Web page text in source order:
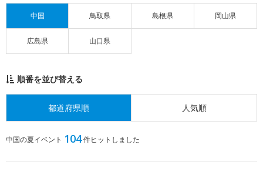
中国 鳥取県 島根県 岡山県
広島県 山口県
順番を並び替える
都道府県順 人気順
中国の夏イベント 104件ヒットしました